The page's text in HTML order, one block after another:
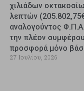
χιλιάδων
λεπτών
αναλογούντος
την πλέον
προσφορά μόνο
27 Ιουλίου, 2026